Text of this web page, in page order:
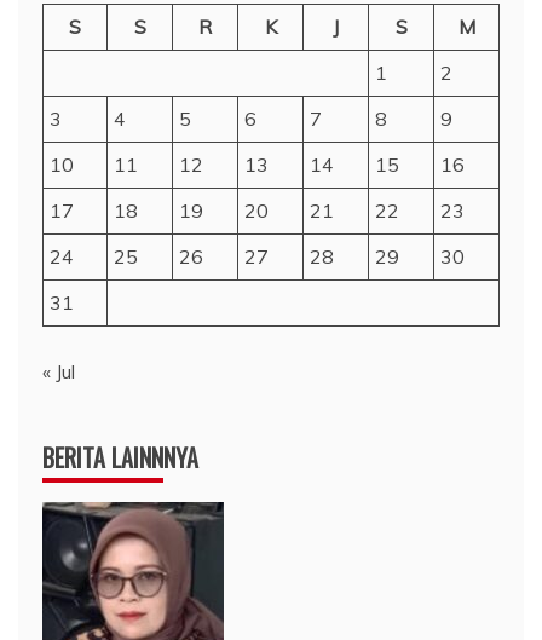
S
S R K J S
M
1
2
3
4 5 6 7 8
9
10
11 12 13 14 15
16
17
18 19 20 21 22
23
24
25 26 27 28 29
30
31
« Jul
BERITA LAINNNYA